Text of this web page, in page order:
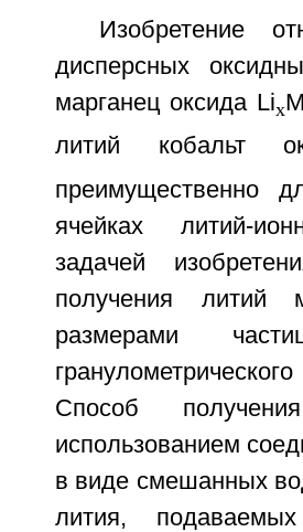
Изобретение
дисперсных
марганец оксида Liх
литий кобальт
преимущественно
ячейках литий-
задачей
получения литий
размерами
Способ
использованием
в виде смешанных
лития,